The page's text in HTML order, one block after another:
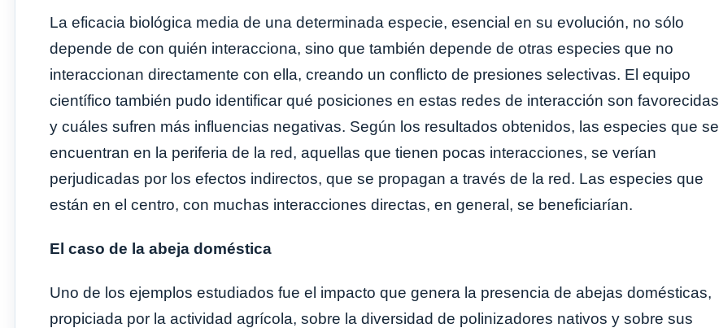
La eficacia biológica media de una determinada especie, esencial en su evolución, no sólo
depende de con quién interacciona, sino que también depende de otras especies que no
interaccionan directamente con ella, creando un conflicto de presiones selectivas. El equipo
científico también pudo identificar qué posiciones en estas redes de interacción son favorecidas
y cuáles sufren más influencias negativas. Según los resultados obtenidos, las especies que se
encuentran en la periferia de la red, aquellas que tienen pocas interacciones, se verían
perjudicadas por los efectos indirectos, que se propagan a través de la red. Las especies que
están en el centro, con muchas interacciones directas, en general, se beneficiarían.
El caso de la abeja doméstica
Uno de los ejemplos estudiados fue el impacto que genera la presencia de abejas domésticas,
propiciada por la actividad agrícola, sobre la diversidad de polinizadores nativos y sobre sus